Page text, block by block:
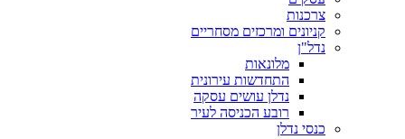
צרכנות
קניונים ומרכזים מסחריים
נדל"ן
מלונאות
התחדשות עירונית
נדלן עושים עסקה
רובע הכניסה לעיר
כנסי נדלן